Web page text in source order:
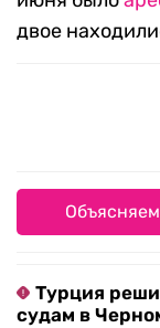
двое
Турция
судам в